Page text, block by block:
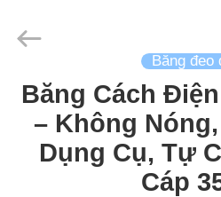
TRANG
CHỦ
INDUSTRIAL
Rights
Reserved.
Băng đeo
Băng Cách
– Không
Dụng Cụ, Tự
Cáp